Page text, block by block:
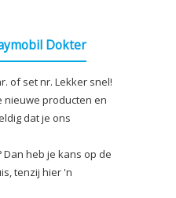
Dokter
of set nr. Lekker snel!
nieuwe producten en
dat je ons
Dan heb je kans op de
tenzij hier 'n